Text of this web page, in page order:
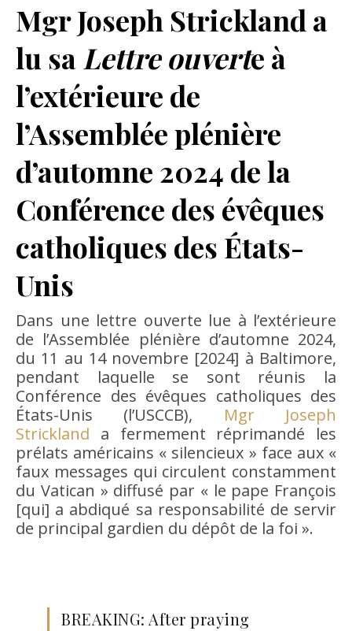
Mgr Joseph Strickland a
lu sa Lettre ouverte à
l’extérieure de
l’Assemblée plénière
d’automne 2024 de la
Conférence des évêques
catholiques des États-
Unis
Dans une lettre ouverte lue à l’extérieure
de l’Assemblée plénière d’automne 2024,
du 11 au 14 novembre [2024] à Baltimore,
pendant laquelle se sont réunis la
Conférence des évêques catholiques des
États-Unis (l’USCCB), Mgr Joseph
Strickland a fermement réprimandé les
prélats américains « silencieux » face aux «
faux messages qui circulent constamment
du Vatican » diffusé par « le pape François
[qui] a abdiqué sa responsabilité de servir
de principal gardien du dépôt de la foi ».
BREAKING: After praying